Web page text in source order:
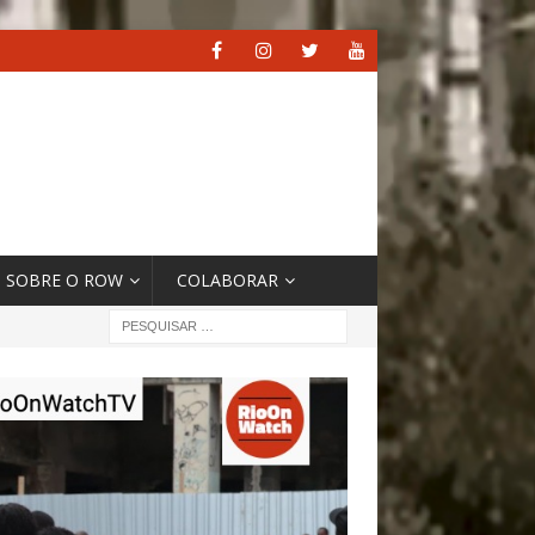
SOBRE O ROW COLABORAR